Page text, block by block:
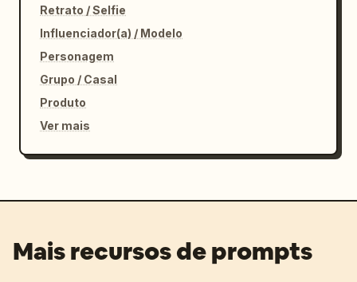
Retrato / Selfie
Influenciador(a) / Modelo
Personagem
Grupo / Casal
Produto
Ver mais
Mais recursos de prompts